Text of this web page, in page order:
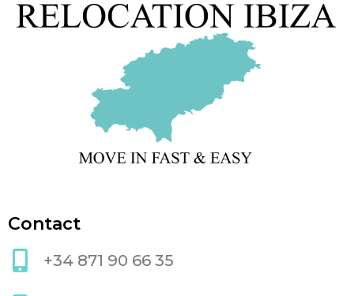
Contact
+34 871 90 66 35